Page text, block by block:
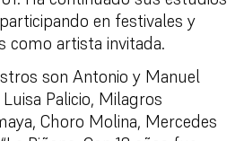
en festivales y
como artista invitada.
son Antonio y Manuel
Palicio, Milagros
Choro Molina, Mercedes